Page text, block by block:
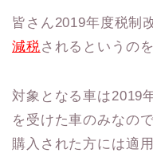
皆さん2019年度税制
減税されるというの
対象となる車は2019
を受けた車のみなの
購入された方には適